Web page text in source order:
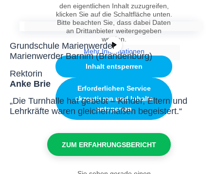
den eigentlichen Inhalt zuzugreifen,
klicken Sie auf die Schaltfläche unten.
Bitte beachten Sie, dass dabei Daten
an Drittanbieter weitergegeben
werden.
Mehr Informationen
Inhalt entsperren
Erforderlichen Service
akzeptieren und Inhalte
entsperren
Grundschule Marienwerder
Marienwerder Barnim (Brandenburg)
Rektorin
Anke Brie
„Die Turnhalle hat gebebt – Kinder, Eltern und
Lehrkräfte waren gleichermaßen begeistert.“
ZUM ERFAHRUNGSBERICHT